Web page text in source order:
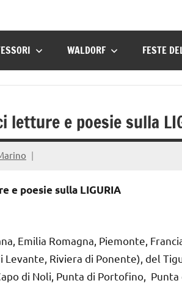
WALDORF FESTE
e poesie sulla
poesie sulla LIGURIA
Emilia Romagna, Piemonte,
Levante, Riviera di Ponente), del
di Noli, Punta di Portofino,